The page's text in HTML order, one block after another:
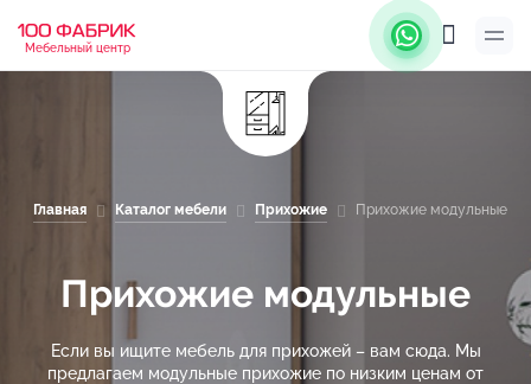
Мебельный центр
Главная Каталог мебели Прихожие Прихожие модульные
Прихожие модульные
Если вы ищите мебель для прихожей – вам сюда. Мы
предлагаем модульные прихожие по низким ценам от